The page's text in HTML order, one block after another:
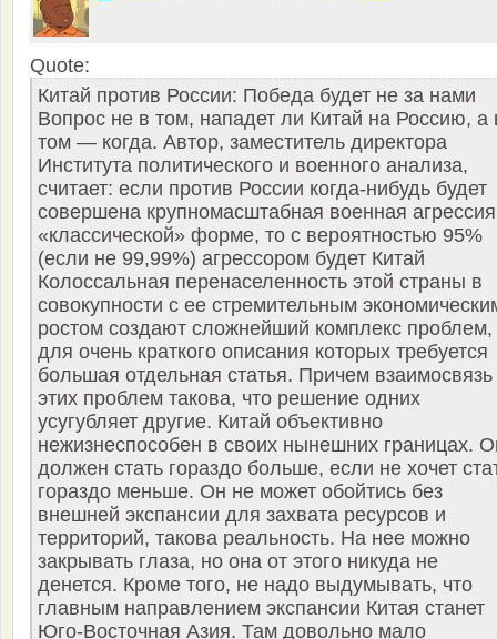
Quote:
Китай против России: Победа будет не за нами
Вопрос не в том, нападет ли Китай на Россию, а
том — когда. Автор, заместитель директора
Института политического и военного анализа,
считает: если против России когда-нибудь будет
совершена крупномасштабная военная
«классической» форме, то с вероятностью 95%
(если не 99,99%) агрессором будет Китай
Колоссальная перенаселенность этой страны в
совокупности с ее стремительным
ростом создают сложнейший комплекс проблем,
для очень краткого описания которых требуется
большая отдельная статья. Причем взаимосвязь
этих проблем такова, что решение одних
усугубляет другие. Китай объективно
нежизнеспособен в своих нынешних границах.
должен стать гораздо больше, если не хочет
гораздо меньше. Он не может обойтись без
внешней экспансии для захвата ресурсов и
территорий, такова реальность. На нее можно
закрывать глаза, но она от этого никуда не
денется. Кроме того, не надо выдумывать, что
главным направлением экспансии Китая станет
Юго-Восточная Азия. Там довольно мало